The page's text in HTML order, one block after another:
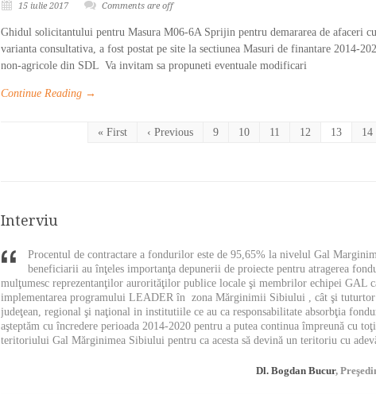
15 iulie 2017 Comments are off
Ghidul solicitantului pentru Masura M06-6A Sprijin pentru demararea de afaceri
varianta consultativa, a fost postat pe site la sectiunea Masuri de finantare 2014-
non-agricole din SDL Va invitam sa propuneti eventuale modificari
Continue Reading →
« First ‹ Previous 9 10 11 12 13 14
Interviu
Procentul de contractare a fondurilor este de 95,65% la nivelul Gal
beneficiarii au înţeles importanţa depunerii de proiecte pentru atragerea
mulţumesc reprezentanţilor aurorităţilor publice locale şi membrilor echipei GAL
implementarea programului LEADER în zona Mărginimii Sibiului , cât şi tuturtor
judeţean, regional şi naţional in institutiile ce au ca responsabilitate absorbţia
aşteptăm cu încredere perioada 2014-2020 pentru a putea continua împreună cu
teritoriului Gal Mărginimea Sibiului pentru ca acesta să devină un teritoriu cu
Dl. Bogdan Bucur,